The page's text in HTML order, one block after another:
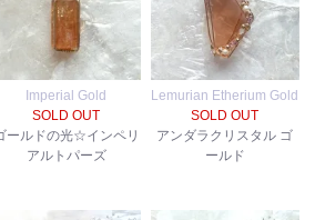
Imperial Gold
SOLD OUT
ールドの光☆インペリ
アルトパーズ
Lemurian Etherium Gold
SOLD OUT
アンダラクリスタル ゴ
ールド